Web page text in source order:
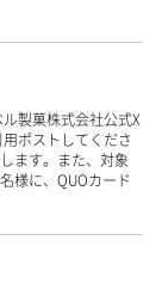
製菓株式会社公式X
ポストしてくださ
ます。また、対象
様に、QUOカード